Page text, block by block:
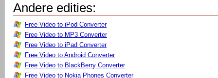
Andere edities:
Free Video to iPod Converter
Free Video to MP3 Converter
Free Video to iPad Converter
Free Video to Android Converter
Free Video to BlackBerry Converter
Free Video to Nokia Phones Converter